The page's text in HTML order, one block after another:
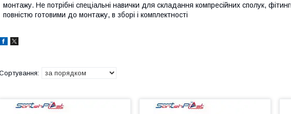
монтажу. Не потрібні спеціальні навички для складання компресійних сполук,
повністю готовими до монтажу, в зборі і комплектності